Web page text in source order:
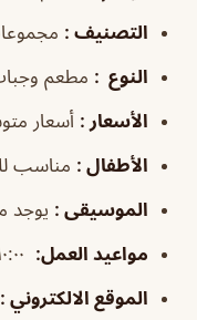
التصنيف :
النوع : مطعم
الأسعار : أسعار
الأطفال : مناسب
الموسيقى : يوجد
مواعيد العمل:
الموقع الالكتروني :